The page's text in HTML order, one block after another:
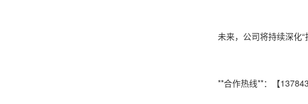
未来，公司将持续深化
**合作热线**：【